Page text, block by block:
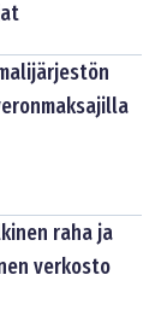
raha ja
verkosto